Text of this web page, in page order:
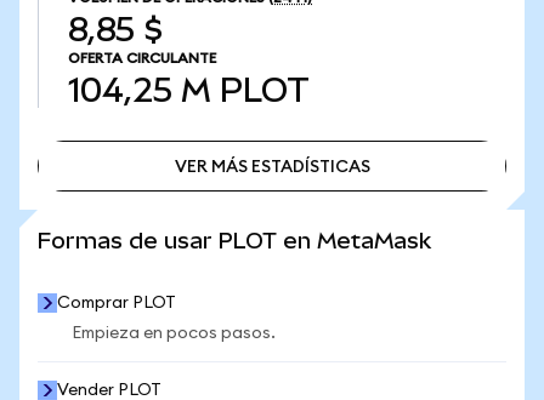
8,85 $
OFERTA CIRCULANTE
104,25 M PLOT
VER MÁS ESTADÍSTICAS
Formas de usar PLOT en MetaMask
Comprar PLOT
Empieza en pocos pasos.
Vender PLOT